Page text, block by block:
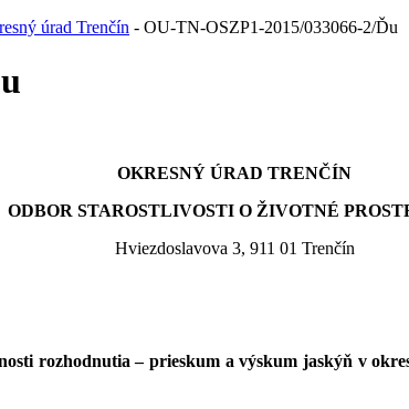
úrad Trenčín - OU-TN-OSZP1-2015/033066-2/Ďu
OKRESNÝ ÚRAD TRENČÍN
ODBOR STAROSTLIVOSTI O ŽIVOTNÉ
Hviezdoslavova 3, 911 01 Trenčín
rozhodnutia – prieskum a výskum jaskýň v